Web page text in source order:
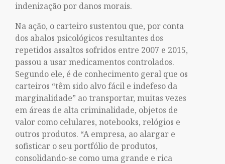
indenização por danos morais.
Na ação, o carteiro sustentou que, por conta
dos abalos psicológicos resultantes dos
repetidos assaltos sofridos entre 2007 e 2015,
passou a usar medicamentos controlados.
Segundo ele, é de conhecimento geral que os
carteiros “têm sido alvo fácil e indefeso da
marginalidade” ao transportar, muitas vezes
em áreas de alta criminalidade, objetos de
valor como celulares, notebooks, relógios e
outros produtos. “A empresa, ao alargar e
sofisticar o seu portfólio de produtos,
consolidando-se como uma grande e rica